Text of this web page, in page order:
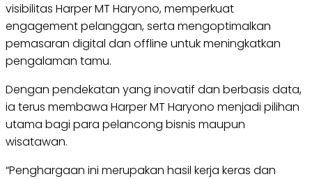
visibilitas Harper MT Haryono, memperkuat
engagement pelanggan, serta mengoptimalkan
pemasaran digital dan offline untuk meningkatkan
pengalaman tamu.
Dengan pendekatan yang inovatif dan berbasis data,
ia terus membawa Harper MT Haryono menjadi pilihan
utama bagi para pelancong bisnis maupun
wisatawan.
“Penghargaan ini merupakan hasil kerja keras dan